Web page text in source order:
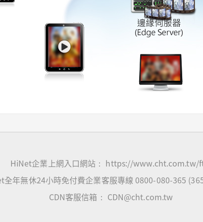
HiNet企業上網入口網站： https://www.cht.com.tw/
全年無休24小時免付費企業客服專線 0800-080-365
CDN客服信箱： CDN@cht.com.tw